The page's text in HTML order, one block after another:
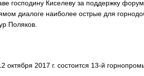
господину Киселеву за поддержку
диалоге наиболее острые для
Поляков.
октября 2017 г. состоится 13-й